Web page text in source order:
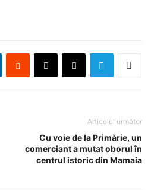
Articolul următor
Cu voie de la Primărie, un
comerciant a mutat oborul în
centrul istoric din Mamaia